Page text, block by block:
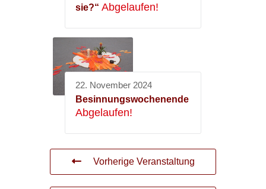
sie?“ Abgelaufen!
22. November 2024
Besinnungswochenende
Abgelaufen!
Vorherige Veranstaltung